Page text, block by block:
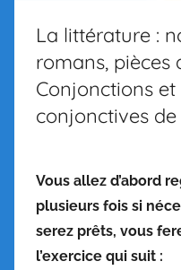
La littérature :
romans, pièces
Conjonctions
conjonctives
Vous allez d’abord
plusieurs fois si
serez prêts, vous
l’exercice qui suit :